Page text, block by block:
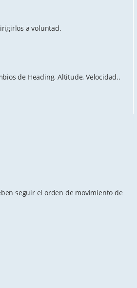
a voluntad.
de Heading, Altitude, Velocidad..
seguir el orden de movimiento de